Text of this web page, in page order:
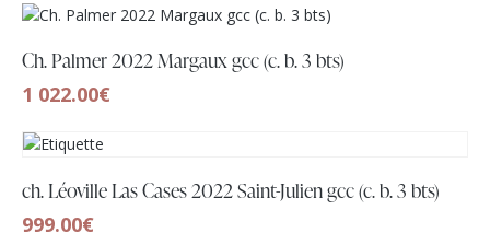
Ch. Palmer 2022 Margaux gcc (c. b. 3 bts)
1 022.00€
ch. Léoville Las Cases 2022 Saint-Julien gcc (c. b. 3 bts)
999.00€